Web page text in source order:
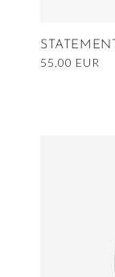
Ordinarie
55,00 EUR